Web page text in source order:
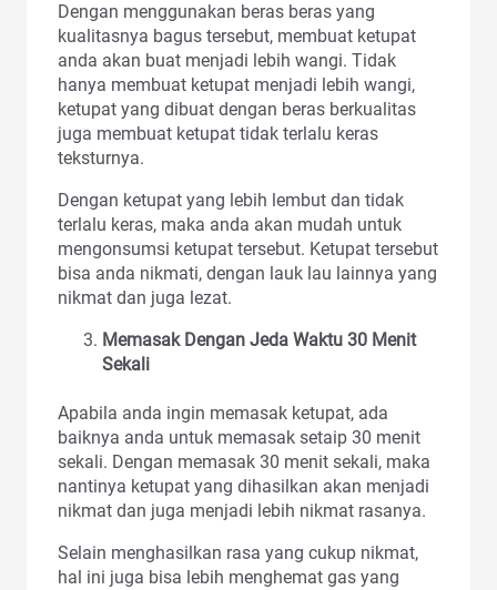
Dengan menggunakan beras beras yang
kualitasnya bagus tersebut, membuat ketupat
anda akan buat menjadi lebih wangi. Tidak
hanya membuat ketupat menjadi lebih wangi,
ketupat yang dibuat dengan beras berkualitas
juga membuat ketupat tidak terlalu keras
teksturnya.
Dengan ketupat yang lebih lembut dan tidak
terlalu keras, maka anda akan mudah untuk
mengonsumsi ketupat tersebut. Ketupat tersebut
bisa anda nikmati, dengan lauk lau lainnya yang
nikmat dan juga lezat.
Memasak Dengan Jeda Waktu 30 Menit
Sekali
Apabila anda ingin memasak ketupat, ada
baiknya anda untuk memasak setaip 30 menit
sekali. Dengan memasak 30 menit sekali, maka
nantinya ketupat yang dihasilkan akan menjadi
nikmat dan juga menjadi lebih nikmat rasanya.
Selain menghasilkan rasa yang cukup nikmat,
hal ini juga bisa lebih menghemat gas yang